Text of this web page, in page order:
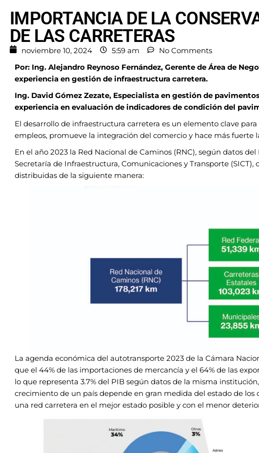
IMPORTANCIA DE LA
DE LAS CARRETERAS
noviembre 10, 2024 5:59 am
No Comments
Por: Ing. Alejandro Reynoso Fernández, Gerente de Área de
experiencia en gestión de infraestructura carretera.
Ing. David Gómez Zezate, Especialista en gestión de pavimentos
experiencia en evaluación de indicadores de condición del
El desarrollo de infraestructura carretera es un elemento clave
empleos, promueve la integración del comercio y hace más fuerte
En el año 2023 la Red Nacional de Caminos (RNC), según datos
Secretaría de Infraestructura, Comunicaciones y Transporte (SICT),
distribuidas de la siguiente manera:
La agenda económica del autotransporte 2023 de la Cámara
que el 44% de las importaciones de mercancía y el 64% de las
lo que representa 3.7% del PIB según datos de la misma institución,
crecimiento de un país depende en gran medida del estado de los
una red carretera en el mejor estado posible y con el menor